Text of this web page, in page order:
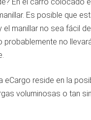
Es posible que
el manillar no sea fácil
probablemente no
eCargo reside en la
voluminosas o tan